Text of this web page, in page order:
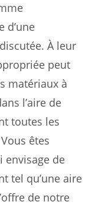
d’une
À leur
peut
matériaux à
l’aire de
toutes les
êtes
envisage de
tel qu’une aire
de notre